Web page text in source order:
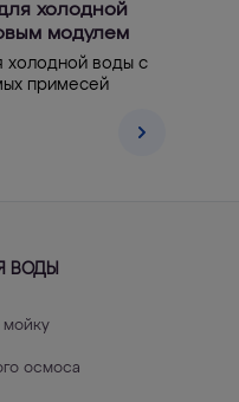
холодной
модулем
холодной воды с
примесей
ВОДЫ
осмоса